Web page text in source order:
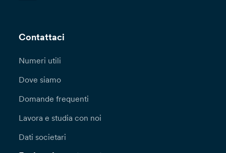
Contattaci
Numeri utili
Dove siamo
Domande frequenti
Lavora e studia con noi
Dati societari